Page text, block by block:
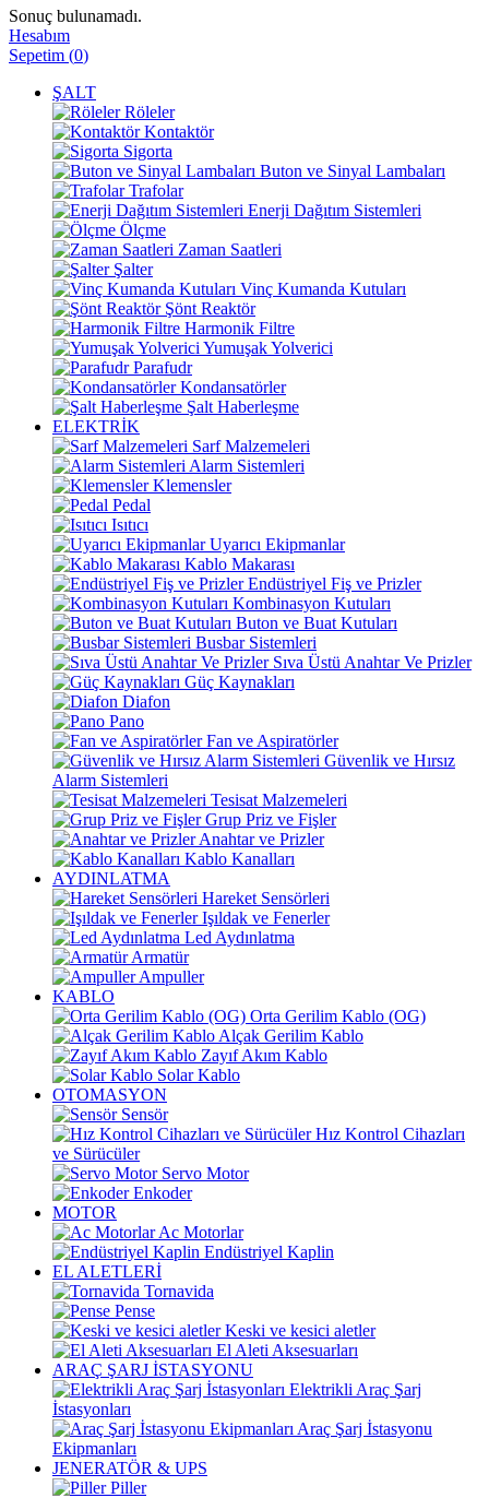
Sonuç bulunamadı.
Hesabım
Sepetim (0)
ŞALT
Röleler
Kontaktör
Sigorta
Buton ve Sinyal Lambaları
Trafolar
Enerji Dağıtım Sistemleri
Ölçme
Zaman Saatleri
Şalter
Vinç Kumanda Kutuları
Şönt Reaktör
Harmonik Filtre
Yumuşak Yolverici
Parafudr
Kondansatörler
Şalt Haberleşme
ELEKTRİK
Sarf Malzemeleri
Alarm Sistemleri
Klemensler
Pedal
Isıtıcı
Uyarıcı Ekipmanlar
Kablo Makarası
Endüstriyel Fiş ve Prizler
Kombinasyon Kutuları
Buton ve Buat Kutuları
Busbar Sistemleri
Sıva Üstü Anahtar Ve Prizler
Güç Kaynakları
Diafon
Pano
Fan ve Aspiratörler
Güvenlik ve Hırsız
Alarm Sistemleri
Tesisat Malzemeleri
Grup Priz ve Fişler
Anahtar ve Prizler
Kablo Kanalları
AYDINLATMA
Hareket Sensörleri
Işıldak ve Fenerler
Led Aydınlatma
Armatür
Ampuller
KABLO
Orta Gerilim Kablo (OG)
Alçak Gerilim Kablo
Zayıf Akım Kablo
Solar Kablo
OTOMASYON
Sensör
Hız Kontrol Cihazları
ve Sürücüler
Servo Motor
Enkoder
MOTOR
Ac Motorlar
Endüstriyel Kaplin
EL ALETLERİ
Tornavida
Pense
Keski ve kesici aletler
El Aleti Aksesuarları
ARAÇ ŞARJ İSTASYONU
Elektrikli Araç Şarj
İstasyonları
Araç Şarj İstasyonu
Ekipmanları
JENERATÖR & UPS
Piller